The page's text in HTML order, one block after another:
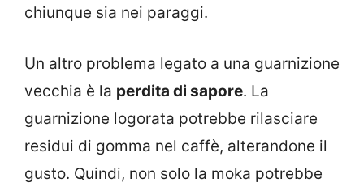
chiunque sia nei paraggi.
Un altro problema legato a una guarnizione
vecchia è la perdita di sapore. La
guarnizione logorata potrebbe rilasciare
residui di gomma nel caffè, alterandone il
gusto. Quindi, non solo la moka potrebbe